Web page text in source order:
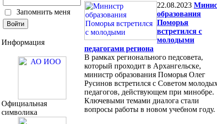
Запомнить меня
Информация
Официальная
символика
22.08.2023
образования
Поморья
встретился с
молодыми
педагогами региона
В рамках регионального педсовета,
который проходит в Архангельске,
министр образования Поморья Олег
Русинов встретился с Советом
педагогов, действующем при минобре.
Ключевыми темами диалога стали
вопросы работы в новом учебном году.